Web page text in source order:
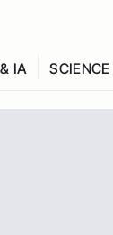
IA SCIENCE